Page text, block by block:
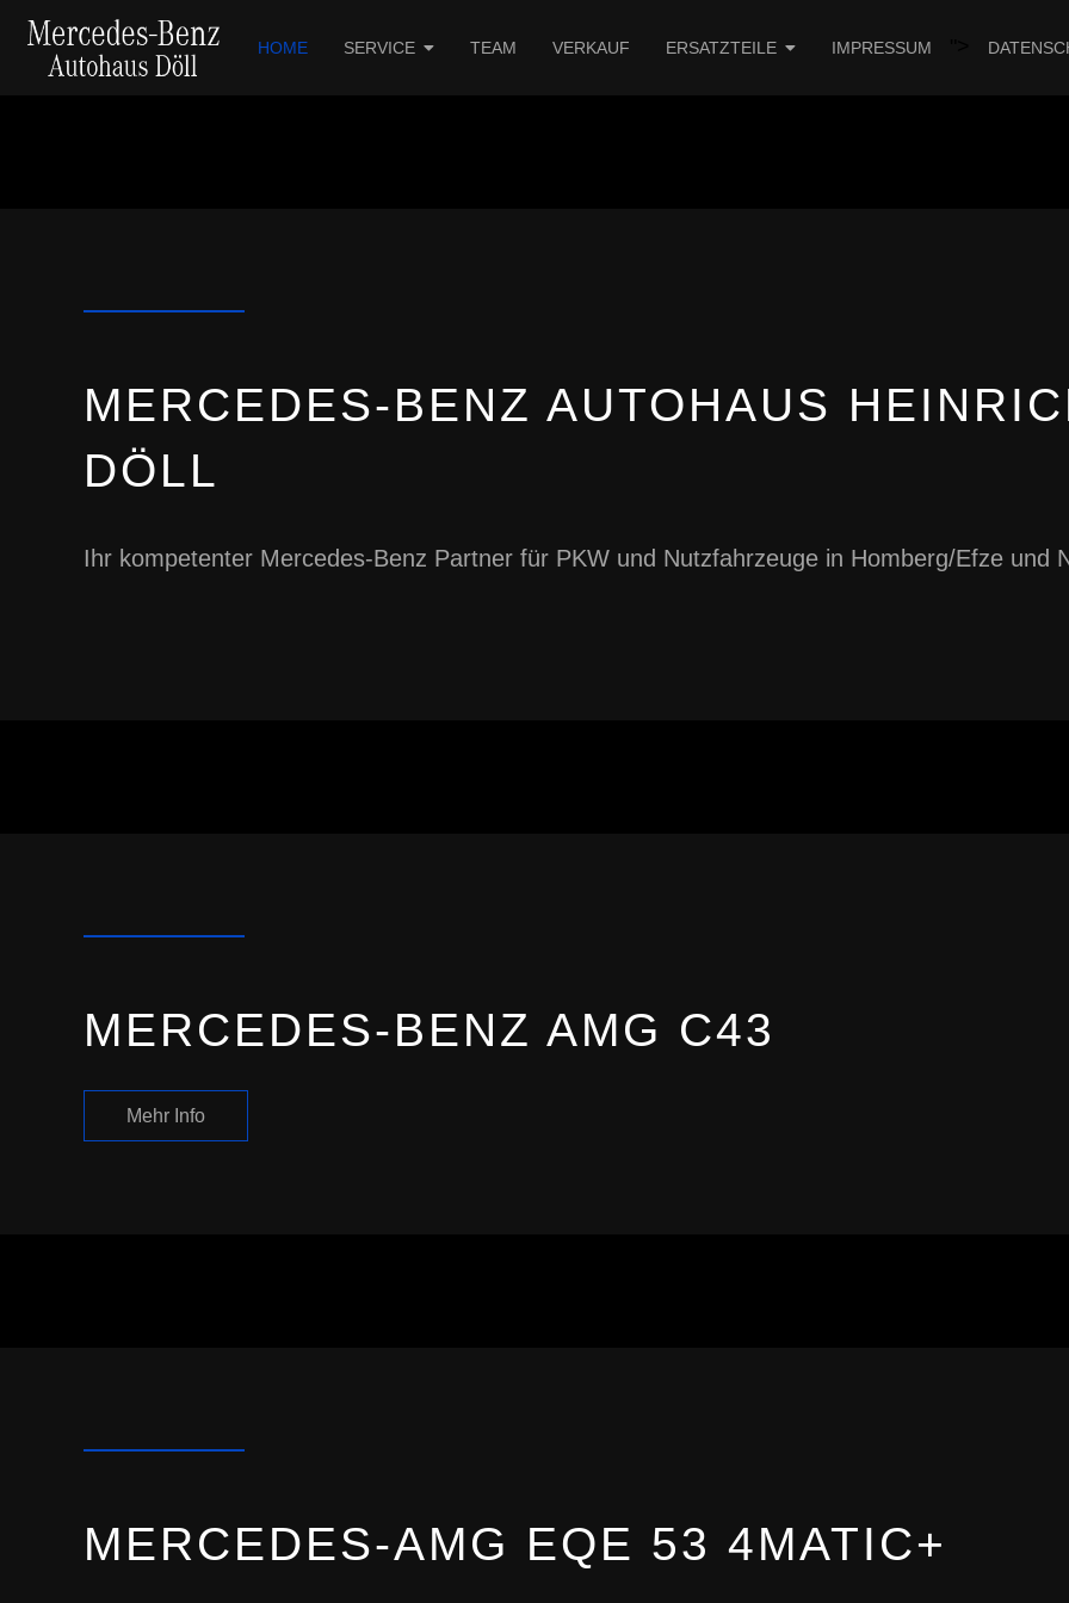
HOME SERVICE TEAM VERKAUF ERSATZTEILE IMPRESSUM
MERCEDES-BENZ AUTOHAUS
DÖLL
Ihr kompetenter Mercedes-Benz Partner für PKW und Nutzfahrzeuge in Homberg/Efze und
MERCEDES-BENZ AMG C43
Mehr Info
MERCEDES-AMG EQE 53 4MATIC+